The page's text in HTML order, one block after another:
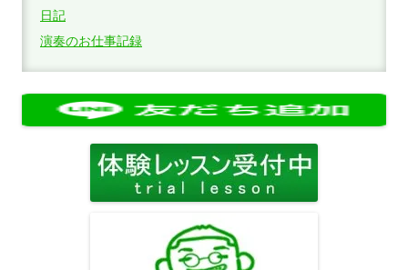
日記
演奏のお仕事記録